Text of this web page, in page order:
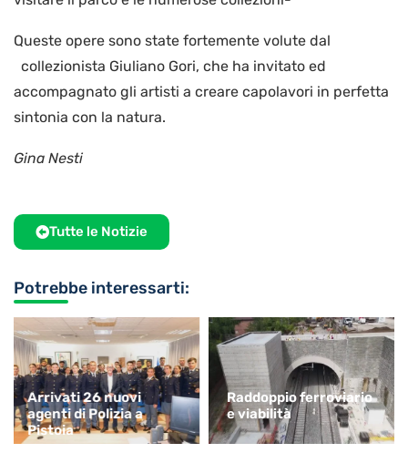
Queste opere sono state fortemente volute dal
collezionista Giuliano Gori, che ha invitato ed
accompagnato gli artisti a creare capolavori in perfetta
sintonia con la natura.
Gina Nesti
Tutte le Notizie
Potrebbe interessarti:
Arrivati 26 nuovi
agenti di Polizia a
Pistoia
Raddoppio ferroviario
e viabilità